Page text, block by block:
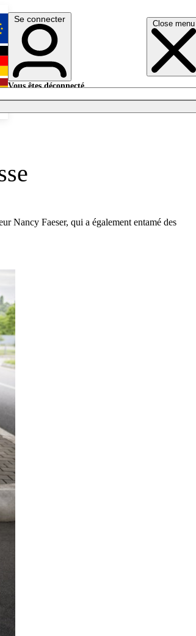
Close menu
English
Deutsch
Se connecter
Vous êtes déconnecté.
Nancy Faeser, qui a également entamé des